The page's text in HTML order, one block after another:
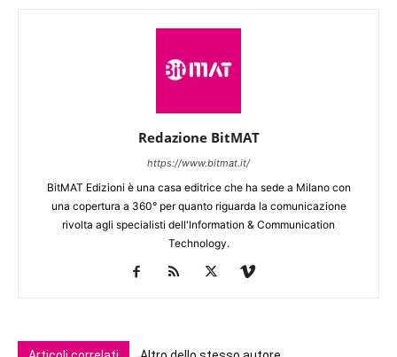
Redazione BitMAT
https://www.bitmat.it/
BitMAT Edizioni è una casa editrice che ha sede a Milano con
una copertura a 360° per quanto riguarda la comunicazione
rivolta agli specialisti dell'lnformation & Communication
Technology.